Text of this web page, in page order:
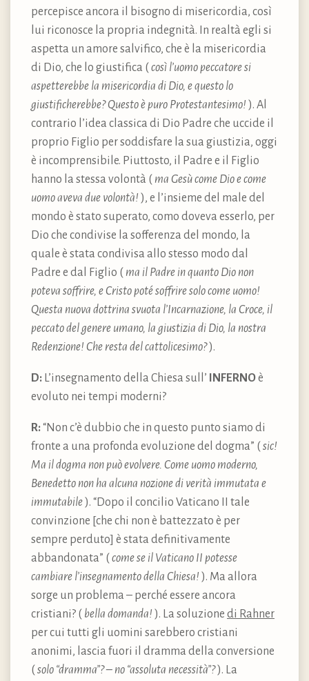
percepisce ancora il bisogno di misericordia, così
lui riconosce la propria indegnità. In realtà egli si
aspetta un amore salvifico, che è la misericordia
di Dio, che lo giustifica ( così l’uomo peccatore si
aspetterebbe la misericordia di Dio, e questo lo
giustificherebbe? Questo è puro Protestantesimo! ). Al
contrario l’idea classica di Dio Padre che uccide il
proprio Figlio per soddisfare la sua giustizia, oggi
è incomprensibile. Piuttosto, il Padre e il Figlio
hanno la stessa volontà ( ma Gesù come Dio e come
uomo aveva due volontà! ), e l’insieme del male del
mondo è stato superato, como doveva esserlo, per
Dio che condivise la sofferenza del mondo, la
quale è stata condivisa allo stesso modo dal
Padre e dal Figlio ( ma il Padre in quanto Dio non
poteva soffrire, e Cristo poté soffrire solo come uomo!
Questa nuova dottrina svuota l’Incarnazione, la Croce, il
peccato del genere umano, la giustizia di Dio, la nostra
Redenzione! Che resta del cattolicesimo?).
D: L’insegnamento della Chiesa sull’ INFERNOè
evoluto nei tempi moderni?
R:“Non c’è dubbio che in questo punto siamo di
fronte a una profonda evoluzione del dogma” ( sic!
Ma il dogma non può evolvere. Come uomo moderno,
Benedetto non ha alcuna nozione di verità immutata e
immutabile). “Dopo il concilio Vaticano II tale
convinzione [che chi non è battezzato è per
sempre perduto] è stata definitivamente
abbandonata” ( come se il Vaticano II potesse
cambiare l’insegnamento della Chiesa! ). Ma allora
sorge un problema – perché essere ancora
cristiani? ( bella domanda! ). La soluzione di Rahner
per cui tutti gli uomini sarebbero cristiani
anonimi, lascia fuori il dramma della conversione
( solo “dramma”? – no “assoluta necessità”?). La